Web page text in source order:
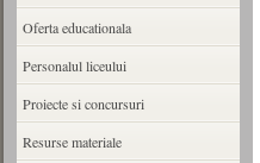
Oferta educationala
Personalul liceului
Proiecte si concursuri
Resurse materiale